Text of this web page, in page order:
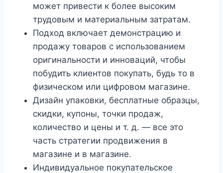
может привести к более высоким
трудовым и материальным затратам.
Подход включает демонстрацию и
продажу товаров с использованием
оригинальности и инноваций, чтобы
побудить клиентов покупать, будь то в
физическом или цифровом магазине.
Дизайн упаковки, бесплатные образцы,
скидки, купоны, точки продаж,
количество и цены и т. д. — все это
часть стратегии продвижения в
магазине и в магазине.
Индивидуальное покупательское